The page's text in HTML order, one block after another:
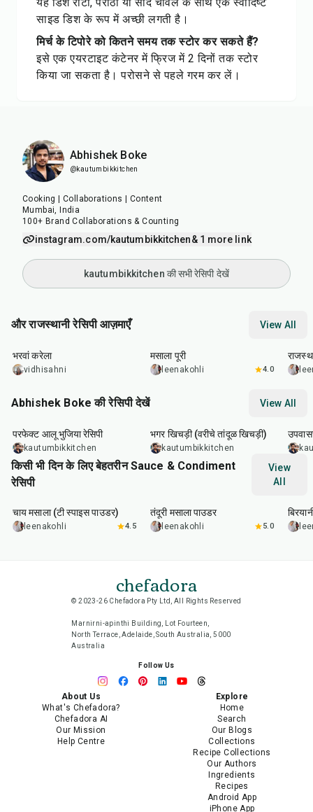
साइड डिश के रूप में अच्छी लगती है।
मिर्च के टिपोरे को कितने समय तक स्टोर कर सकते हैं?
इसे एक एयरटाइट कंटेनर में फ्रिज में 2 दिनों तक स्टोर
किया जा सकता है। परोसने से पहले गरम कर लें।
Abhishek Boke
@kautumbikkitchen
Cooking | Collaborations | Content
Mumbai, India
100+ Brand Collaborations & Counting
instagram.com/kautumbikkitchen& 1 more link
kautumbikkitchen की सभी रेसिपी देखें
और राजस्थानी रेसिपी आज़माएँ View All
30 min
भरवां करेला
vidhisahni
मसाला पूरी
leenakohli 4.0
Abhishek Boke की रेसिपी देखें View All
परफेक्ट आलू भुजिया रेसिपी
kautumbikkitchen
भगर खिचड़ी (वरीचे तांदूळ खिचड़ी)
kautumbikkitchen
किसी भी दिन के लिए बेहतरीन Sauce & Condiment
रेसिपी
View
All
15min
चाय मसाला (टी स्पाइस पाउडर)
leenakohli 4.5
तंदूरी मसाला पाउडर
leenakohli 5.0
chefadora
© 2023-26 Chefadora Pty Ltd, All Rights Reserved
Marnirni-apinthi Building, Lot Fourteen,
North Terrace, Adelaide, South Australia, 5000
Australia
Follow Us
About Us
What's Chefadora?
Chefadora AI
Our Mission
Help Centre
Explore
Home
Search
Our Blogs
Collections
Recipe Collections
Our Authors
Ingredients
Recipes
Android App
iPhone App